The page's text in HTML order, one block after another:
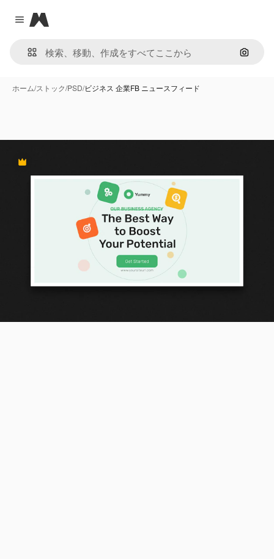
Close menu
Magnific
画像で
ホーム/ストック/PSD/ビジネス 企業FB ニュースフィード
Premium